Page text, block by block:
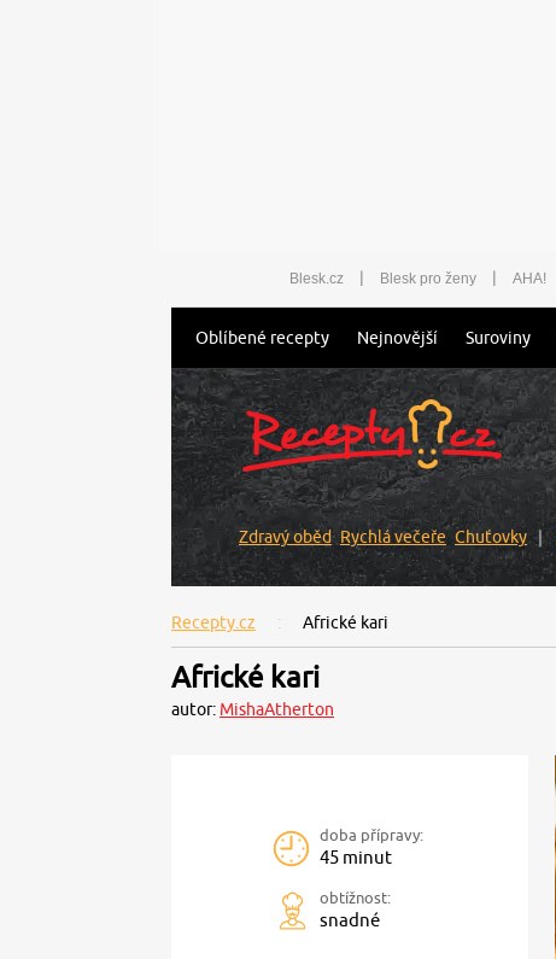
Blesk.cz | Blesk pro ženy | AHA!
Oblíbené recepty Nejnovější Suroviny
Zdravý oběd Rychlá večeře Chuťovky
Recepty.cz Africké kari
Africké kari
autor: MishaAtherton
doba přípravy:
45 minut
obtížnost:
snadné